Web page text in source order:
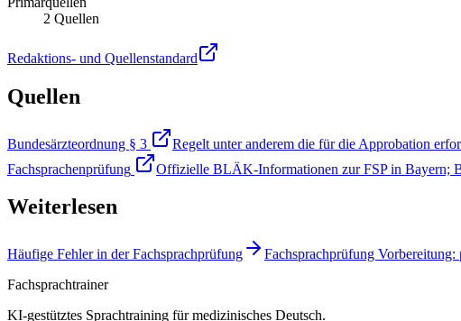
2 Quellen
Redaktions- und Quellenstandard
Quellen
Bundesärzteordnung § 3 Regelt unter anderem die für die Approbation
Fachsprachenprüfung
Offizielle BLÄK-Informationen zur FSP in Bayern;
Weiterlesen
Häufige Fehler in der Fachsprachprüfung Fachsprachprüfung Vorbereitung:
Fachsprachtrainer
KI-gestütztes Sprachtraining für medizinisches Deutsch.